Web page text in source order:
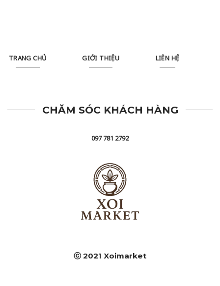
TRANG CHỦ GIỚI THIỆU LIÊN HỆ
CHĂM SÓC KHÁCH HÀNG
097 781 2792
ⓒ 2021 Xoimarket